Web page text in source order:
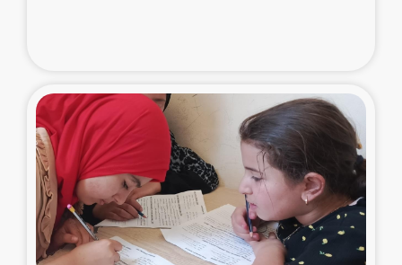
コーヒー生産者支援
アイナロ県マウベシ郡でのコーヒー畑改善事業
ベイルート大規模爆発被災者支援